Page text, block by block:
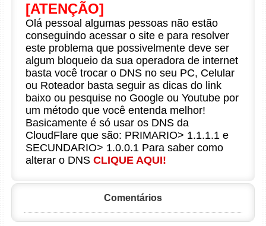
[ATENÇÃO]
Olá pessoal algumas pessoas não estão
conseguindo acessar o site e para resolver
este problema que possivelmente deve ser
algum bloqueio da sua operadora de internet
basta você trocar o DNS no seu PC, Celular
ou Roteador basta seguir as dicas do link
baixo ou pesquise no Google ou Youtube por
um método que você entenda melhor!
Basicamente é só usar os DNS da
CloudFlare que são: PRIMARIO> 1.1.1.1 e
SECUNDARIO> 1.0.0.1 Para saber como
alterar o DNS CLIQUE AQUI!
Comentários